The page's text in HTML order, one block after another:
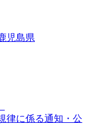
児島県
律に係る通知・公